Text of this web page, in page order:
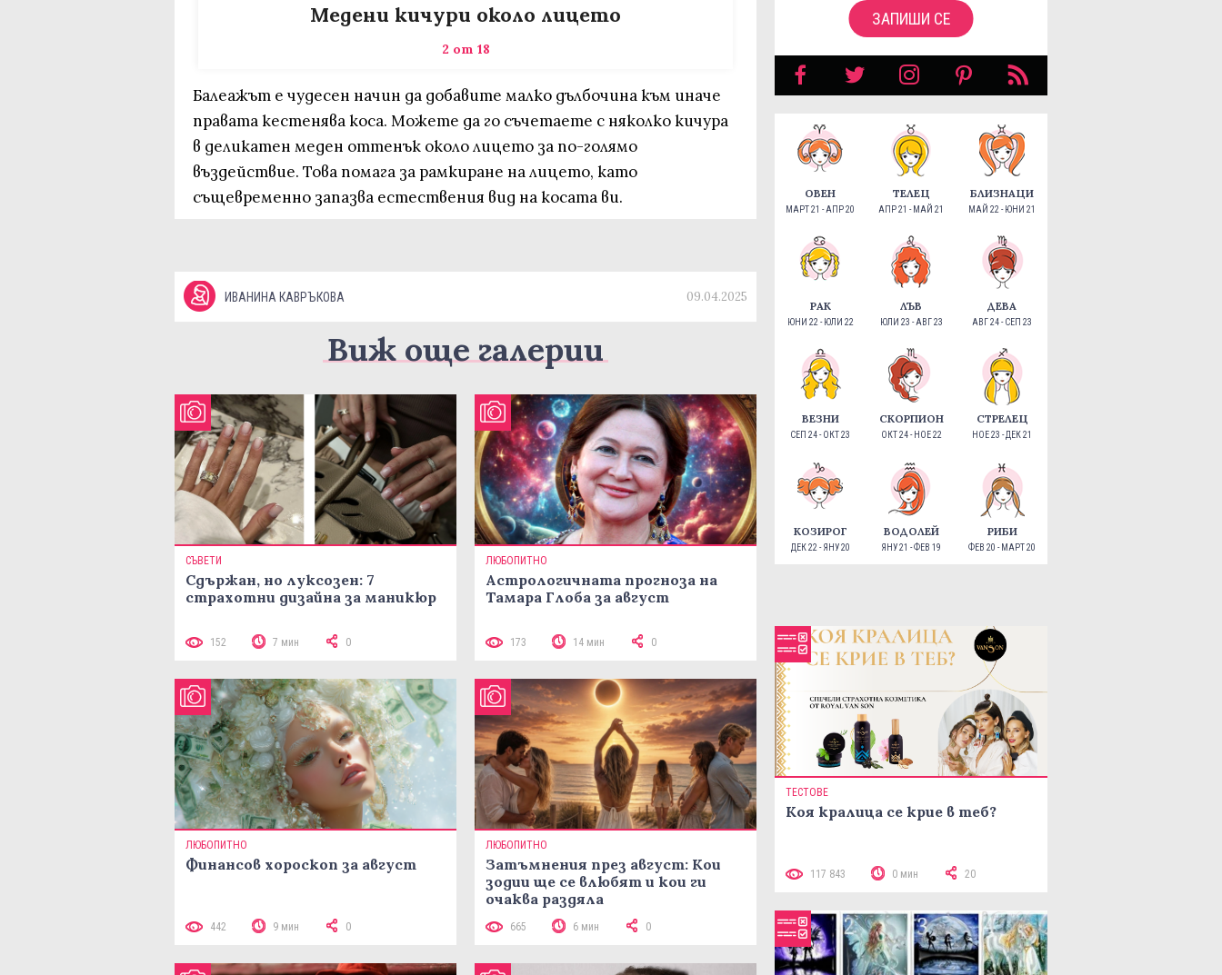
Медени кичури около лицето
2 от 18
Балеажът е чудесен начин да добавите малко дълбочина към иначе
правата кестенява коса. Можете да го съчетаете с няколко кичура
в деликатен меден оттенък около лицето за по-голямо
въздействие. Това помага за рамкиране на лицето, като
същевременно запазва естествения вид на косата ви.
ИВАНИНА КАВРЪКОВА 09.04.2025
Виж още галерии
СЪВЕТИ
Сдържан, но луксозен: 7
страхотни дизайна за маникюр
152 7 мин 0
ЛЮБОПИТНО
Астрологичната прогноза на
Тамара Глоба за август
173 14 мин 0
ЛЮБОПИТНО
Финансов хороскоп за август
442 9 мин 0
ЛЮБОПИТНО
Затъмнения през август: Кои
зодии ще се влюбят и кои ги
очаква раздяла
665 6 мин 0
ЗАПИШИ СЕ
ОВЕН
МАРТ 21 - АПР 20
ТЕЛЕЦ
АПР 21 - МАЙ 21
БЛИЗНАЦИ
МАЙ 22 - ЮНИ 21
РАК
ЮНИ 22 - ЮЛИ 22
ЛЪВ
ЮЛИ 23 - АВГ 23
ДЕВА
АВГ 24 - СЕП 23
ВЕЗНИ
СЕП 24 - ОКТ 23
СКОРПИОН
ОКТ 24 - НОЕ 22
СТРЕЛЕЦ
НОЕ 23 - ДЕК 21
КОЗИРОГ
ДЕК 22 - ЯНУ 20
ВОДОЛЕЙ
ЯНУ 21 - ФЕВ 19
РИБИ
ФЕВ 20 - МАРТ 20
ТЕСТОВЕ
Коя кралица се крие в теб?
117 843 0 мин 20